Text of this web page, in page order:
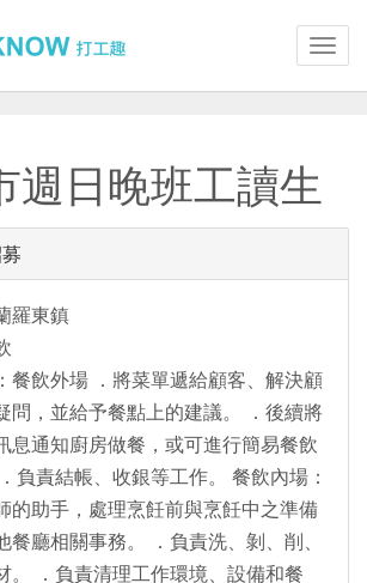
週日晚班工讀生
羅東鎮
餐飲外場 ．將菜單遞給顧客、解決顧
問，並給予餐點上的建議。 ．後續將
息通知廚房做餐，或可進行簡易餐飲
負責結帳、收銀等工作。 餐飲內場：
的助手，處理烹飪前與烹飪中之準備
餐廳相關事務。 ．負責洗、剝、削、
。 ．負責清理工作環境、設備和餐